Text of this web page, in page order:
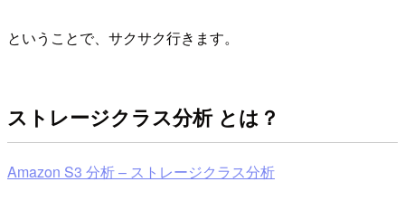
ということで、サクサク行きます。
ストレージクラス分析 とは？
Amazon S3 分析 – ストレージクラス分析